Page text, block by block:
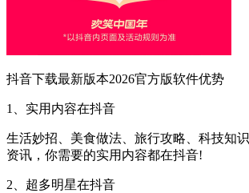
抖音下载最新版本2026官方版软件优势
1、实用内容在抖音
生活妙招、美食做法、旅行攻略、科技知
资讯，你需要的实用内容都在抖音!
2、超多明星在抖音